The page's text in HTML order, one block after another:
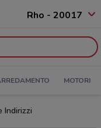
Rho - 20017
MOTORI
Indirizzi